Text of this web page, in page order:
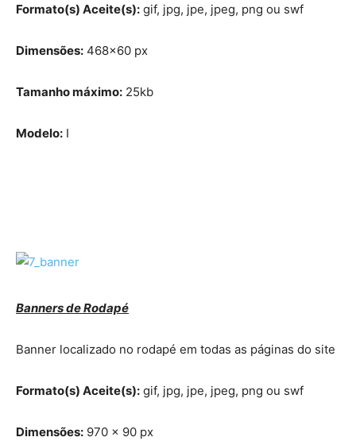
Formato(s) Aceite(s): gif, jpg, jpe, jpeg, png ou swf
Dimensões: 468×60 px
Tamanho máximo: 25kb
Modelo: I
Banners de Rodapé
Banner localizado no rodapé em todas as páginas do site
Formato(s) Aceite(s): gif, jpg, jpe, jpeg, png ou swf
Dimensões: 970 x 90 px